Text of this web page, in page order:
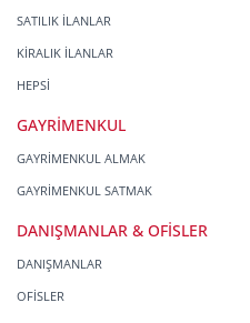
SATILIK İLANLAR
KİRALIK İLANLAR
HEPSİ
GAYRİMENKUL
GAYRİMENKUL ALMAK
GAYRİMENKUL SATMAK
DANIŞMANLAR & OFİSLER
DANIŞMANLAR
OFİSLER